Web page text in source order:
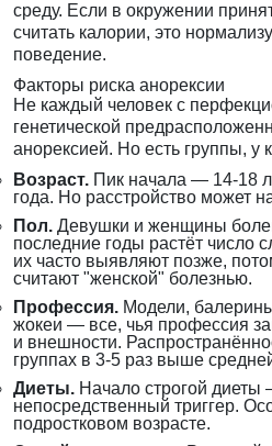
среду. Если в окружении
считать калории, это
поведение.
Факторы риска анорексии
Не каждый человек с
генетической
анорексией. Но есть группы, у
Возраст. Пик начала — 14-18
года. Но расстройство может
Пол. Девушки и женщины
последние годы растёт число
их часто выявляют позже,
считают "женской" болезнью.
Профессия. Модели,
жокеи — все, чья профессия
и внешности.
группах в 3-5 раз выше
Диеты. Начало строгой
непосредственный триггер.
подростковом возрасте.